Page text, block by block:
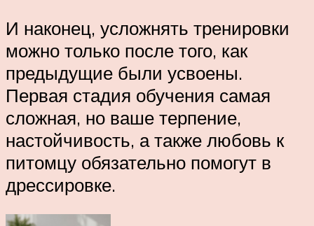
И наконец, усложнять тренировки
можно только после того, как
предыдущие были усвоены.
Первая стадия обучения самая
сложная, но ваше терпение,
настойчивость, а также любовь к
питомцу обязательно помогут в
дрессировке.